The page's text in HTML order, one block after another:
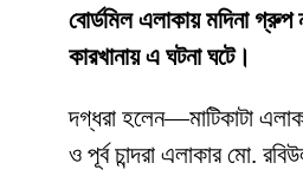
বোর্ডমিল এলাকায় মদিনা গ্রুপ
কারখানায় এ ঘটনা ঘটে।
দগ্ধরা হলেন—মাটিকাটা
ও পূর্ব চান্দরা এলাকার মো.